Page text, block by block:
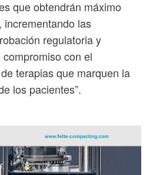
que obtendrán máximo
incrementando las
regulatoria y
con el
terapias que marquen la
los pacientes”.